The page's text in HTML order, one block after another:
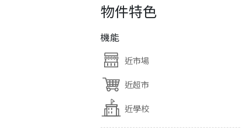
物件特色
機能
近市場
近超市
近學校